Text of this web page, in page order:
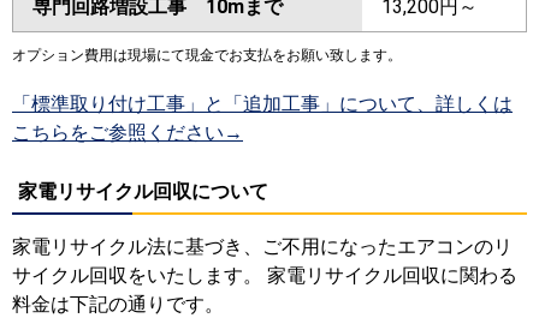
専門回路増設工事 10mまで 13,200円～
オプション費用は現場にて現金でお支払をお願い致します。
「標準取り付け工事」と「追加工事」について、詳しくは
こちらをご参照ください→
家電リサイクル回収について
家電リサイクル法に基づき、ご不用になったエアコンのリ
サイクル回収をいたします。 家電リサイクル回収に関わる
料金は下記の通りです。